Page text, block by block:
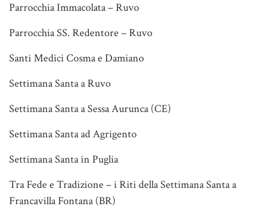
Parrocchia Immacolata – Ruvo
Parrocchia SS. Redentore – Ruvo
Santi Medici Cosma e Damiano
Settimana Santa a Ruvo
Settimana Santa a Sessa Aurunca (CE)
Settimana Santa ad Agrigento
Settimana Santa in Puglia
Tra Fede e Tradizione – i Riti della Settimana Santa a
Francavilla Fontana (BR)